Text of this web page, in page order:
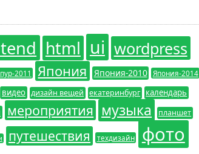
html ui wordpress
2011 Япония Япония-2010 Япония-2014
видео дизайн вещей екатеринбург календарь
мероприятия музыка планшет
путешествия техдизайн фото